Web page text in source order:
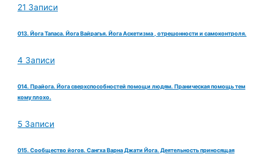
21 Записи
013. Йога Тапаса. Йога Вайрагья. Йога Аскетизма , отрешонности и самоконтроля.
4 Записи
014. Прайога. Йога сверхспособностей помощи людям. Праническая помощь тем
кому плохо.
5 Записи
015. Сообщество йогов. Сангха Варна Джати Йога. Деятельность приносящая